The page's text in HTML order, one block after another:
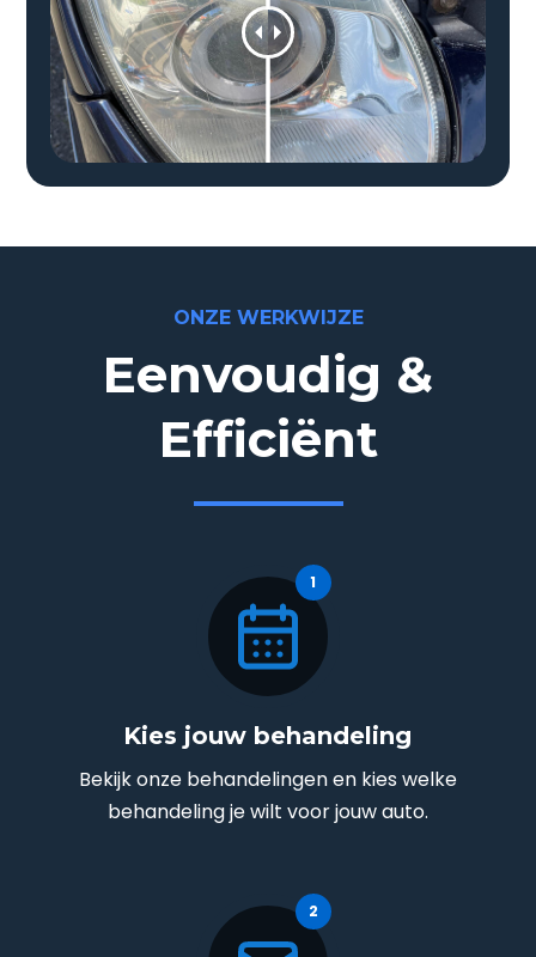
ONZE WERKWIJZE
Eenvoudig &
Efficiënt
Kies jouw behandeling
Bekijk onze behandelingen en kies welke
behandeling je wilt voor jouw auto.